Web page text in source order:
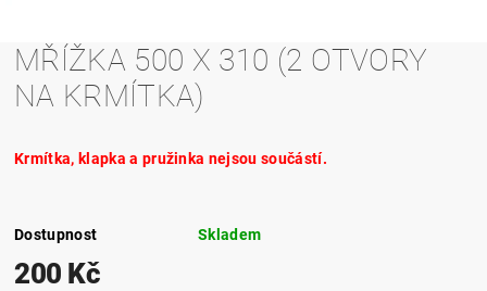
MŘÍŽKA 500 X 310 (2 OTVORY
NA KRMÍTKA)
Krmítka, klapka a pružinka nejsou součástí.
Dostupnost Skladem
200 Kč